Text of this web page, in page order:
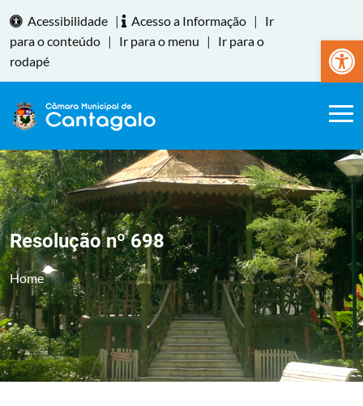
Abrir
Acessibilidade | Acesso a Informação |
Ir
para o conteúdo | Ir para o menu |
Ir para o
rodapé
Resolução nº 698
Home